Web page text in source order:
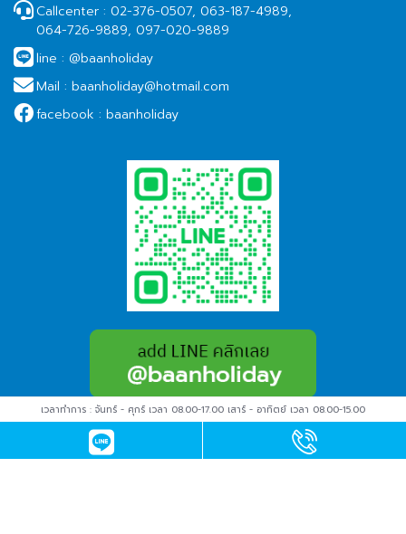
Callcenter : 02-376-0507, 063-187-4989,
064-726-9889, 097-020-9889
line : @baanholiday
Mail : baanholiday@hotmail.com
facebook : baanholiday
บ้านฮอลิเดย์ทราเวล
เวลาทำการ : จันทร์ - ศุกร์ เวลา 08.00-17.00 เสาร์ - อาทิตย์ เวลา 08.00-15.00